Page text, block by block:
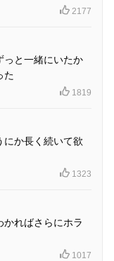
2177
っと一緒にいたか
た
1819
にか長く続いて欲
1323
ればさらにホラ
1017